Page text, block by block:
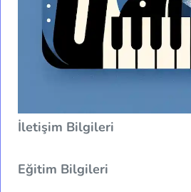
İletişim Bilgileri
Eğitim Bilgileri